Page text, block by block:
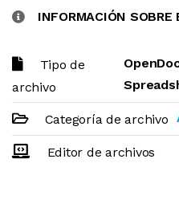
INFORMACIÓN SOBRE
Tipo de
archivo
Categoría de archivo
Editor de archivos